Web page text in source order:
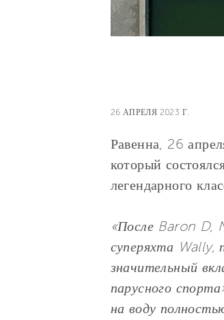
26 АПРЕЛЯ 2023 Г.
Равенна, 26
который
легендарного
«После Baron D,
суперяхта Wally,
значительный
парусного
на воду